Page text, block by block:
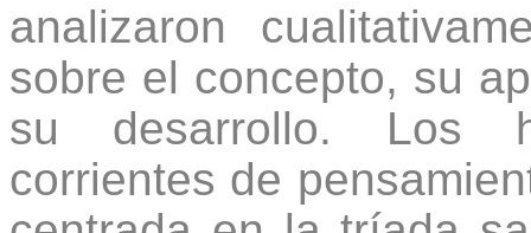
analizaron
sobre el concepto, su
su desarrollo. Los
corrientes de